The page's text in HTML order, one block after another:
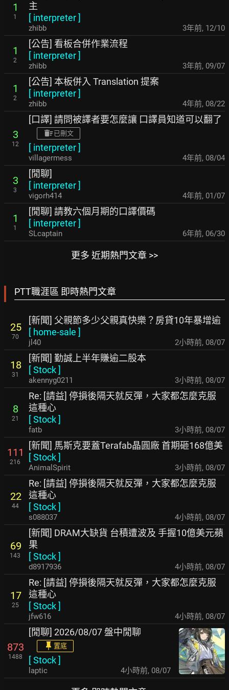
1
1
主
[ interpreter]
zhibb 3年前, 12/10
1
2
[公告] 看板合併作業流程
[ interpreter]
zhibb 3年前, 09/07
1
2
[公告] 本板併入 Translation 提案
[ interpreter]
zhibb 4年前, 08/22
3
12
[口譯] 請問被譯者要怎麼讓 口譯員知道可以翻了
已刪文
[ interpreter]
villagermess 4年前, 08/04
3
3
[閒聊]
[ interpreter]
vigorh414 4年前, 01/07
1
1
[閒聊] 請教六個月期的口譯價碼
[ interpreter]
SLcaptain 6年前, 06/30
更多 近期熱門文章 >>
PTT職涯區 即時熱門文章
25
70
[新聞] 父親節多少父親真快樂？房貸10年暴增逾
[ home-sale ]
jl40 2小時前, 08/07
18
31
[新聞] 勤誠上半年賺逾二股本
[Stock]
akennyg0211 3小時前, 08/07
8
21
Re: [請益] 停損後隔天就反彈，大家都怎麼克服
這種心
[Stock]
fatb 3小時前, 08/07
111
216
[新聞] 馬斯克要蓋Terafab晶圓廠 首期砸168億美
[Stock]
AnimalSpirit 3小時前, 08/07
22
44
Re: [請益] 停損後隔天就反彈，大家都怎麼克服
這種心
[Stock]
s088037 4小時前, 08/07
69
143
[新聞] DRAM大缺貨 台積遭波及 手握10億美元蘋
果
[Stock]
d8917936 4小時前, 08/07
17
25
Re: [請益] 停損後隔天就反彈，大家都怎麼克服
這種心
[Stock]
jfw616 4小時前, 08/07
873
1488
[閒聊] 2026/08/07 盤中閒聊
置底
[Stock]
laptic 4小時前, 08/07